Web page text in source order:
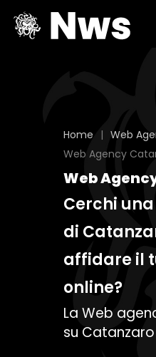
Home | Web
Web Agency
Web
Cerchi
di
affidare il
online?
La Web
su Catanzaro